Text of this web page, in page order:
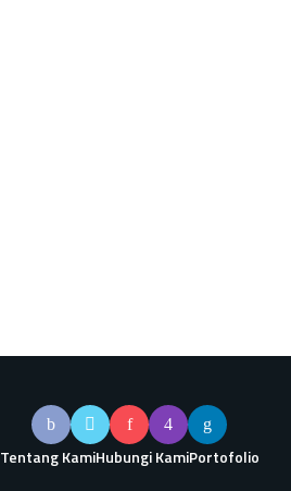
Tentang KamiHubungi KamiPortofolio